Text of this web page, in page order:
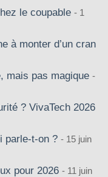
le coupable
1
à monter d’un cran
mais pas magique
? VivaTech 2026
parle-t-on ?
15 juin
pour 2026
11 juin